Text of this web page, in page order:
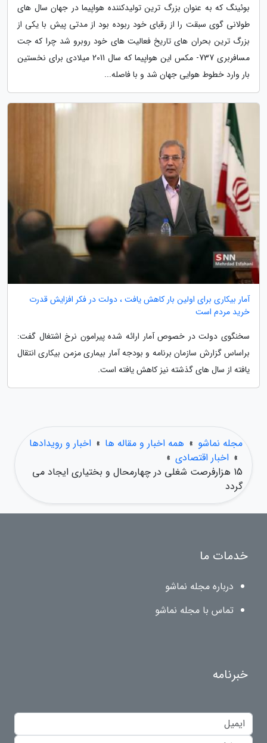
بوئینگ که به عنوان بزرگ ترین تولیدکننده هواپیما در جهان سال های
طولانی گوی سبقت را از رقبای خود ربوده بود از مدتی پیش با یکی از
بزرگ ترین بحران های تاریخ فعالیت های خود روبرو شد چرا که جت
مسافربری 737- مکس این هواپیما که سال 2011 میلادی برای نخستین
بار وارد خطوط هوایی جهان شد و با فاصله...
آمار بیکاری برای اولین بار کاهش یافت ، دولت در فکر افزایش قدرت
خرید مردم است
سخنگوی دولت در خصوص آمار ارائه شده پیرامون نرخ اشتغال گفت:
براساس گزارش سازمان برنامه و بودجه آمار بیماری مزمن بیکاری انتقال
یافته از سال های گذشته نیز کاهش یافته است.
مجله نماشو » همه اخبار و مقاله ها » اخبار و رویدادها
» اخبار اقتصادی »
15 هزارفرصت شغلی در چهارمحال و بختیاری ایجاد می
گردد
خدمات ما
درباره مجله نماشو
تماس با مجله نماشو
خبرنامه